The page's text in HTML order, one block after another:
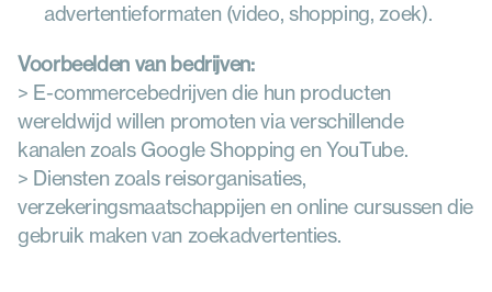
advertentieformaten (video, shopping, zoek).
Voorbeelden van bedrijven:
> E-commercebedrijven die hun producten
wereldwijd willen promoten via verschillende
kanalen zoals Google Shopping en YouTube.
> Diensten zoals reisorganisaties,
verzekeringsmaatschappijen en online cursussen die
gebruik maken van zoekadvertenties.